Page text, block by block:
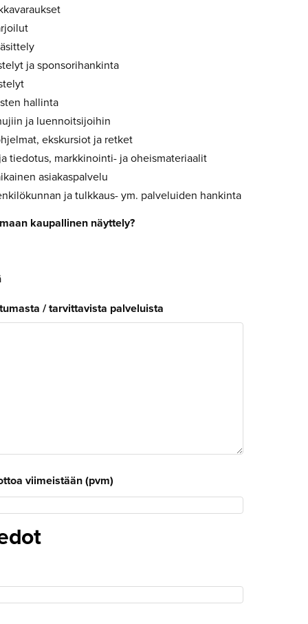
ja sponsorihankinta
hallinta
ja luennoitsijoihin
ekskursiot ja retket
tiedotus, markkinointi- ja oheismateriaalit
asiakaspalvelu
ja tulkkaus- ym. palveluiden hankinta
kaupallinen näyttely?
/ tarvittavista palveluista
viimeistään (pvm)